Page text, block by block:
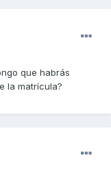
que habrás
la matrícula?